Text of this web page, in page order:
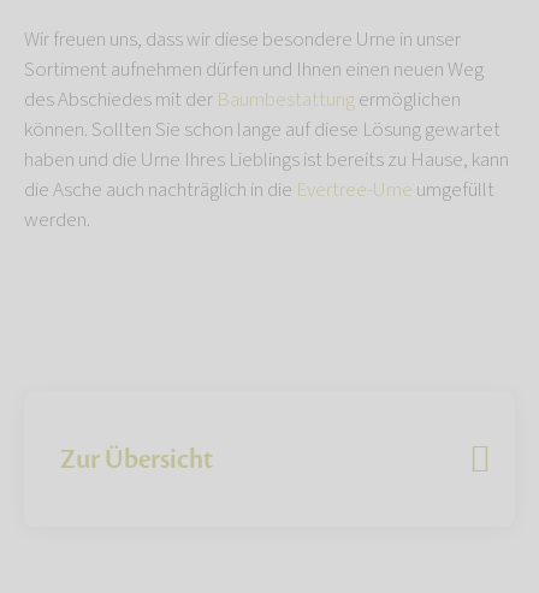
Wir freuen uns, dass wir diese besondere Urne in unser
Sortiment aufnehmen dürfen und Ihnen einen neuen Weg
des Abschiedes mit der Baumbestattungermöglichen
können. Sollten Sie schon lange auf diese Lösung gewartet
haben und die Urne Ihres Lieblings ist bereits zu Hause, kann
die Asche auch nachträglich in die Evertree-Urne umgefüllt
werden.
Zur Übersicht